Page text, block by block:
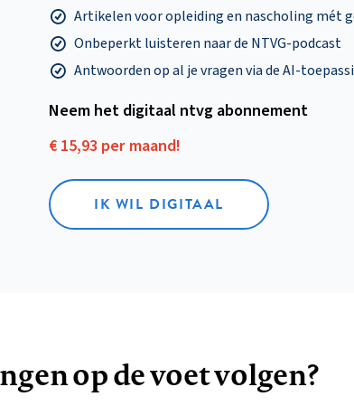
Artikelen voor opleiding en nascholing mét
Onbeperkt luisteren naar de NTVG-podcast
Antwoorden op al je vragen via de AI-
Neem het digitaal ntvg abonnement
€ 15,93 per maand!
IK WIL DIGITAAL
op de voet volgen?